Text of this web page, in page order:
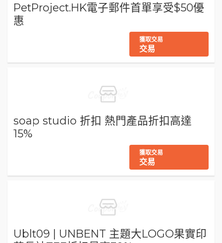
PetProject.HK電子郵件首單享受$50優
惠
獲取交易
交易
soap studio 折扣 熱門產品折扣高達
15%
獲取交易
交易
Ublt09 | UNBENT 主題大LOGO果實印